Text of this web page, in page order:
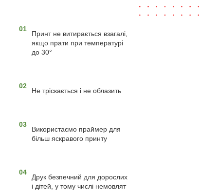
01
Принт не витирається взагалі,
якщо прати при температурі
до 30°
02
Не тріскається і не облазить
03
Використаємо праймер для
більш яскравого принту
04
Друк безпечний для дорослих
і дітей, у тому числі немовлят